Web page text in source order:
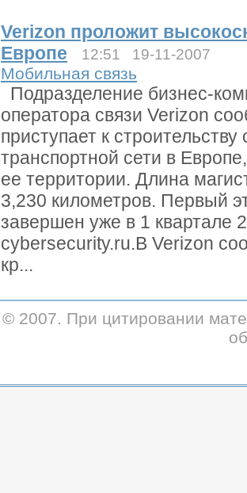
Verizon проложит
Европе
12:51 19-11-2007
Мобильная связь
Подразделение бизнес-
оператора связи Verizon
приступает к
транспортной сети в
ее территории. Длина
3,230 километров. Первый
завершен уже в 1 квартале
cybersecurity.ru.В Verizon
кр...
© 2007. При цитировании